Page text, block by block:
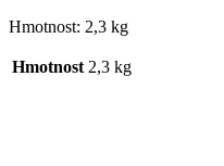
Hmotnost: 2,3 kg
Hmotnost 2,3 kg